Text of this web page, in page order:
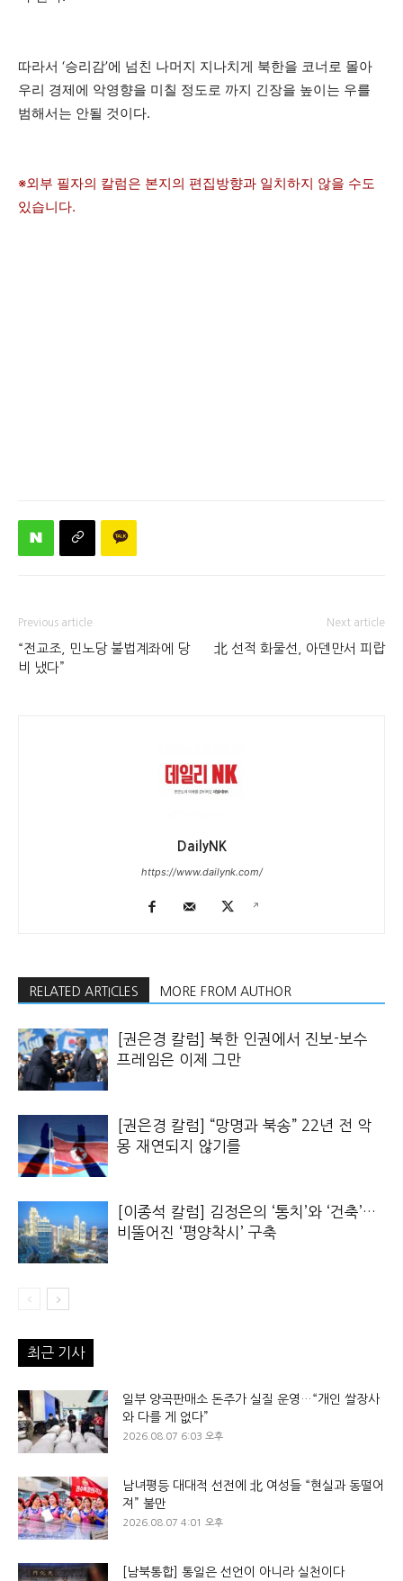
따라서 ‘승리감’에 넘친 나머지 지나치게 북한을 코너로 몰아
우리 경제에 악영향을 미칠 정도로 까지 긴장을 높이는 우를
범해서는 안될 것이다.
※외부 필자의 칼럼은 본지의 편집방향과 일치하지 않을 수도
있습니다.
Previous article
“전교조, 민노당 불법계좌에 당
비 냈다”
Next article
北 선적 화물선, 아덴만서 피랍
DailyNK
https://www.dailynk.com/
RELATED ARTICLES MORE FROM AUTHOR
[권은경 칼럼] 북한 인권에서 진보-보수
프레임은 이제 그만
[권은경 칼럼] “망명과 북송” 22년 전 악
몽 재연되지 않기를
[이종석 칼럼] 김정은의 ‘통치’와 ‘건축’…
비뚤어진 ‘평양착시’ 구축
최근 기사
일부 양곡판매소 돈주가 실질 운영…“개인 쌀장사
와 다를 게 없다”
2026.08.07 6:03 오후
남녀평등 대대적 선전에 北 여성들 “현실과 동떨어
져” 불만
2026.08.07 4:01 오후
[남북통합] 통일은 선언이 아니라 실천이다